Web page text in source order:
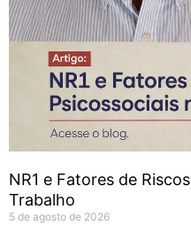
NR1 e Fatores de
Trabalho
5 de agosto de 2026